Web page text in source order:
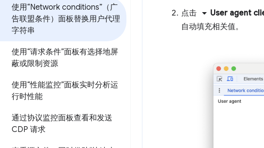
使用“Network conditions”（广
告联盟条件）面板替换用户代理
字符串
使用“请求条件”面板有选择地屏
蔽或限制资源
使用“性能监控”面板实时分析运
行时性能
通过协议监控面板查看和发送
CDP 请求
点击 arrow_drop_down User agent
自动填充相关值。